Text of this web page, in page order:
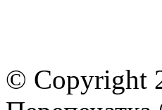
© Copyright